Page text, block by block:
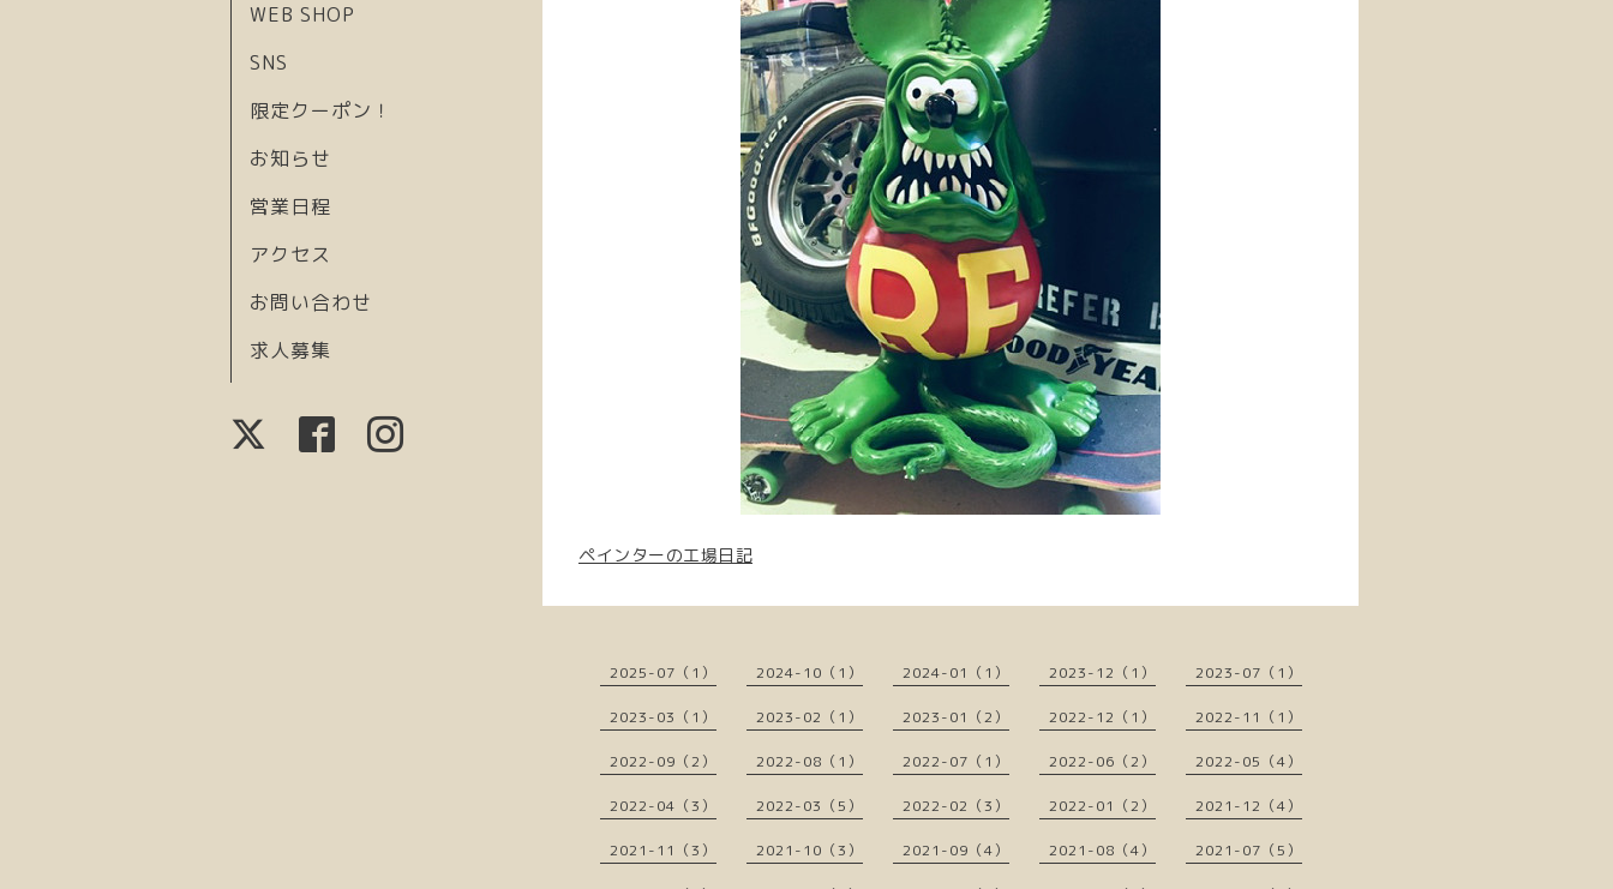
WEB SHOP
SNS
限定クーポン！
お知らせ
営業日程
アクセス
お問い合わせ
求人募集
ペインターの工場日記
2025-07（1） 2024-10（1） 2024-01（1） 2023-12（1） 2023-07（1）
2023-03（1） 2023-02（1） 2023-01（2） 2022-12（1） 2022-11（1）
2022-09（2） 2022-08（1） 2022-07（1） 2022-06（2） 2022-05（4）
2022-04（3） 2022-03（5） 2022-02（3） 2022-01（2） 2021-12（4）
2021-11（3） 2021-10（3） 2021-09（4） 2021-08（4） 2021-07（5）